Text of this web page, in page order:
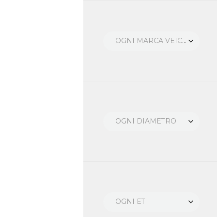
OGNI MARCA VEICOLO
OGNI DIAMETRO
OGNI ET